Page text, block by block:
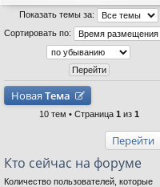
Показать темы за:
Сортировать по:
Новая Тема
10 тем • Страница 1 из 1
Перейти
Кто сейчас на форуме
Количество пользователей, которые